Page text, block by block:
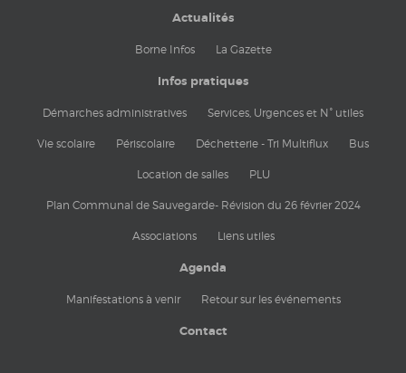
Actualités
Borne Infos La Gazette
Infos pratiques
Démarches administratives Services, Urgences et N° utiles
Vie scolaire Périscolaire Déchetterie - Tri Multiflux Bus
Location de salles PLU
Plan Communal de Sauvegarde- Révision du 26 février 2024
Associations Liens utiles
Agenda
Manifestations à venir Retour sur les événements
Contact